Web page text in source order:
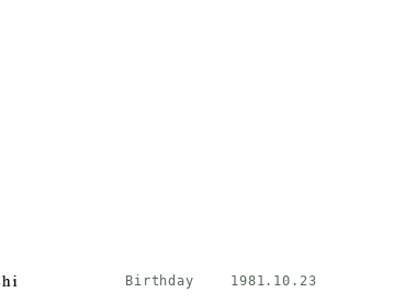
Birthday
1981.10.23